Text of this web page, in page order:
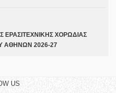
ΕΡΑΣΙΤΕΧΝΙΚΗΣ ΧΟΡΩΔΙΑΣ
ΑΘΗΝΩΝ 2026-27
US